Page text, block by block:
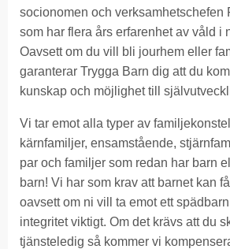
socionomen och verksamhetschefen
som har flera års erfarenhet av våld i
Oavsett om du vill bli jourhem eller
garanterar Trygga Barn dig att du
kunskap och möjlighet till
Vi tar emot alla typer av
kärnfamiljer, ensamstående,
par och familjer som redan har barn
barn! Vi har som krav att barnet kan
oavsett om ni vill ta emot ett
integritet viktigt. Om det krävs att du
tjänsteledig så kommer vi